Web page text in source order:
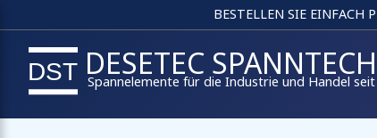
BESTELLEN SIE EINFACH
DESETEC
Spannelemente für die Industrie und Handel seit